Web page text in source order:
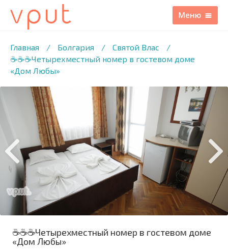
Главная / Болгария / Святой Влас
/
☕☕☕Четырехместный номер в гостевом доме
«Дом Любы»
/21 ФОТО
☕☕☕Четырехместный номер в гостевом доме
«Дом Любы»